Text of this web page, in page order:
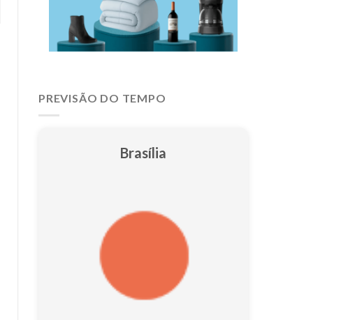
PREVISÃO DO TEMPO
Brasília